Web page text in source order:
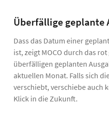
Überfällige geplante
Dass das Datum einer
ist, zeigt MOCO durch das
überfälligen geplanten
aktuellen Monat. Falls sich
verschiebt, verschiebe auch
Klick in die Zukunft.